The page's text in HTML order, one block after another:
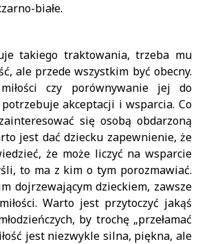
białe.
takiego traktowania, trzeba mu
ale przede wszystkim być obecny.
czy porównywanie jej do
potrzebuje akceptacji i wsparcia. Co
się osobą obdarzoną
jest dać dziecku zapewnienie, że
że może liczyć na wsparcie
to ma z kim o tym porozmawiać.
dojrzewającym dzieckiem, zawsze
Warto jest przytoczyć jakąś
by trochę „przełamać
jest niezwykle silna, piękna, ale